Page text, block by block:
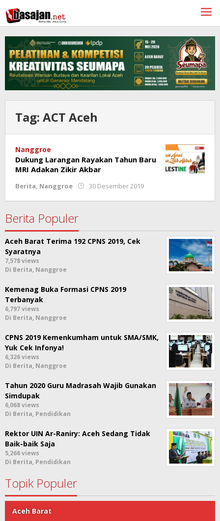
ke
konten
Tag: ACT Aceh
Nanggroe
Dukung Larangan Rayakan Tahun Baru
MRI Adakan Zikir Akbar
Berita, Nanggroe 30 Desember 2019
Berita Populer
Aceh Barat Terima 192 CPNS 2019, Cek
Syaratnya
7,578 views
Di Berita, Nanggroe
Kemenag Buka Formasi CPNS 2019
Terbanyak
6,797 views
Di Berita, Nanggroe
CPNS 2019 Kemenkumham untuk SMA/SMK,
Yuk Cek Infonya!
6,326 views
Di Berita, Nanggroe
Tahun 2020 Guru Madrasah Wajib Gunakan
Simdupak
6,068 views
Di Berita, Pendidikan
Rektor UIN Ar-Raniry: Aceh Sedang Tidak
Baik-baik Saja
5,266 views
Di Berita, Pendidikan
Topik Populer
Aceh Barat